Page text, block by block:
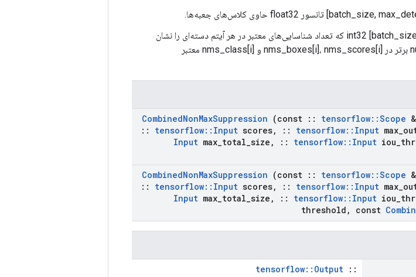
valid_detections: یک تانسور [batch_size] int32 که تعداد شناسایی‌های معتبر در هر آیتم دسته‌ای را نشان
می‌دهد. فقط ورودی‌های num_detections[i] برتر در nms_boxes[i]، nms_scores[i] و nms_class[i] معتبر
CombinedNonMaxSuppression (const :: tensorflow::Scope
::
tensorflow:: Input scores, :: tensorflow:: Input max
Input max total size , :: tensorflow:: Input iou
CombinedNonMaxSuppression (const :: tensorflow::Scope
::
tensorflow:: Input scores, :: tensorflow:: Input max
Input max total size , :: tensorflow:: Input iou
threshold , const
::
tensorflow::Output